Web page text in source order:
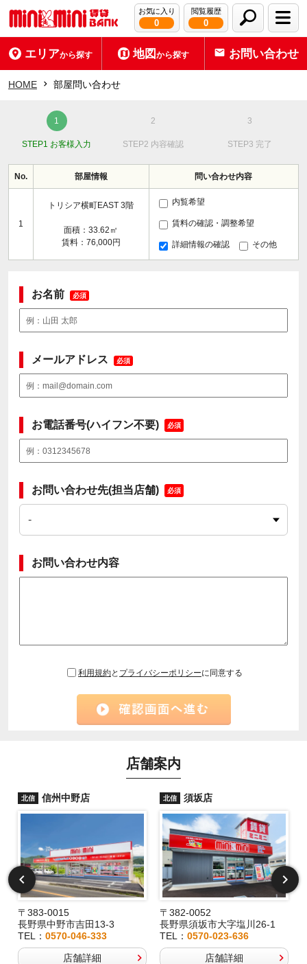
お気に入り
0
閲覧履歴
0
エリアから探す 地図から探す お問い合わせ
HOME 部屋問い合わせ
STEP1 お客様入力 STEP2 内容確認 STEP3 完了
No. 部屋情報 問い合わせ内容
1
トリシア横町EAST 3階
面積：33.62㎡
賃料：76,000円
内覧希望
賃料の確認・調整希望
詳細情報の確認 その他
お名前 必須
メールアドレス 必須
お電話番号(ハイフン不要) 必須
お問い合わせ先(担当店舗) 必須
お問い合わせ内容
利用規約と プライバシーポリシーに同意する
店舗案内
北信 信州中野店
〒383-0015
長野県中野市吉田13-3
TEL： 0570-046-333
店舗詳細
北信 須坂店
〒382-0052
長野県須坂市大字塩川26-1
TEL：0570-023-636
店舗詳細